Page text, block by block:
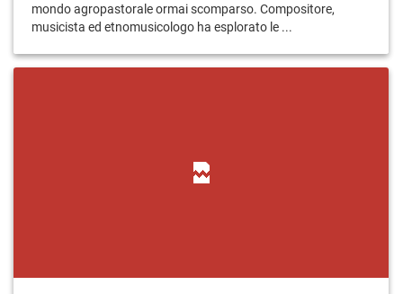
mondo agropastorale ormai scomparso. Compositore,
musicista ed etnomusicologo ha esplorato le ...